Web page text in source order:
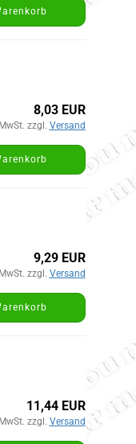
8,03 EUR
zzgl. Versand
9,29 EUR
zzgl. Versand
11,44 EUR
zzgl. Versand